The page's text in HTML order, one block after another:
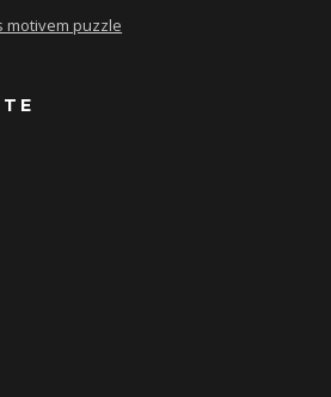
motivem puzzle